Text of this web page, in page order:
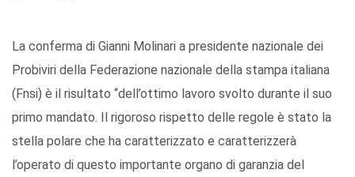
La conferma di Gianni Molinari a presidente nazionale dei
Probiviri della Federazione nazionale della stampa italiana
(Fnsi) è il risultato “dell’ottimo lavoro svolto durante il suo
primo mandato. Il rigoroso rispetto delle regole è stato la
stella polare che ha caratterizzato e caratterizzerà
l’operato di questo importante organo di garanzia del